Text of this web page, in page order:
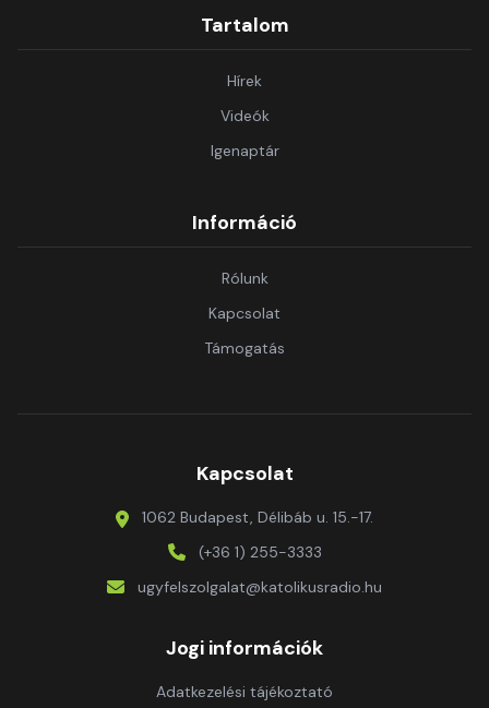
Tartalom
Hírek
Videók
Igenaptár
Információ
Rólunk
Kapcsolat
Támogatás
Kapcsolat
1062 Budapest, Délibáb u. 15.-17.
(+36 1) 255-3333
ugyfelszolgalat@katolikusradio.hu
Jogi információk
Adatkezelési tájékoztató